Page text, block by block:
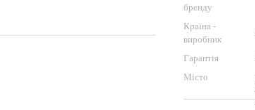
бренду
Країна -
виробник
Гарантія
Місто